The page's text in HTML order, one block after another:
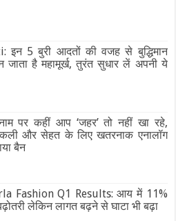
5 बुरी आदतों की वजह से बुद्धिमान
जाता है महामूर्ख, तुरंत सुधार लें अपनी ये
पर कहीं आप ‘जहर’ तो नहीं खा रहे,
और सेहत के लिए खतरनाक एनालॉग
बैन
Fashion Q1 Results: आय में 11%
लेकिन लागत बढ़ने से घाटा भी बढ़ा